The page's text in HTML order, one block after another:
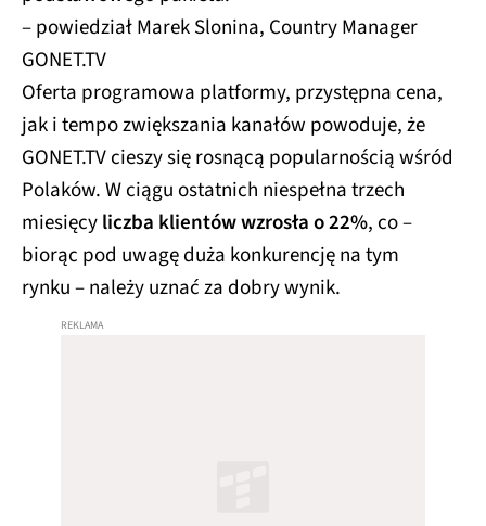
– powiedział Marek Slonina, Country Manager
GONET.TV
Oferta programowa platformy, przystępna cena,
jak i tempo zwiększania kanałów powoduje, że
GONET.TV cieszy się rosnącą popularnością wśród
Polaków. W ciągu ostatnich niespełna trzech
miesięcyliczba klientów wzrosła o 22%, co –
biorąc pod uwagę duża konkurencję na tym
rynku – należy uznać za dobry wynik.